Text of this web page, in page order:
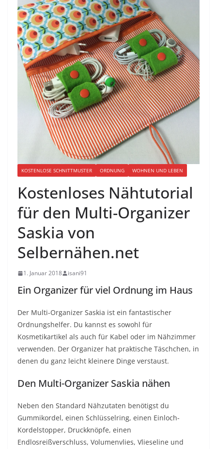
KOSTENLOSE SCHNITTMUSTER ORDNUNG WOHNEN UND LEBEN
Kostenloses Nähtutorial
für den Multi-Organizer
Saskia von
Selbernähen.net
1. Januar 2018 isani91
Ein Organizer für viel Ordnung im Haus
Der Multi-Organizer Saskia ist ein fantastischer
Ordnungshelfer. Du kannst es sowohl für
Kosmetikartikel als auch für Kabel oder im Nähzimmer
verwenden. Der Organizer hat praktische Täschchen, in
denen du ganz leicht kleinere Dinge verstaust.
Den Multi-Organizer Saskia nähen
Neben den Standard Nähzutaten benötigst du
Gummikordel, einen Schlüsselring, einen Einloch-
Kordelstopper, Druckknöpfe, einen
Endlosreißverschluss, Volumenvlies, Vlieseline und